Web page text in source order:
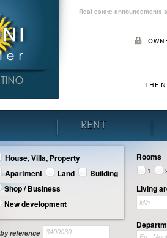
Real estate announcements
THE
RENT
House, Villa, Property
Apartment
Land
Building
Shop / Business
New development
reference
Rooms
1
Living